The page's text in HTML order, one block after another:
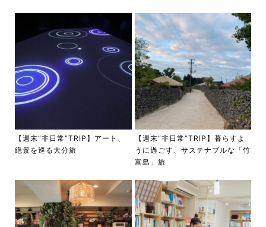
【週末“非日常”TRIP】アート、
絶景を巡る大分旅
【週末“非日常”TRIP】暮らすよ
うに過ごす、サステナブルな「竹
富島」旅